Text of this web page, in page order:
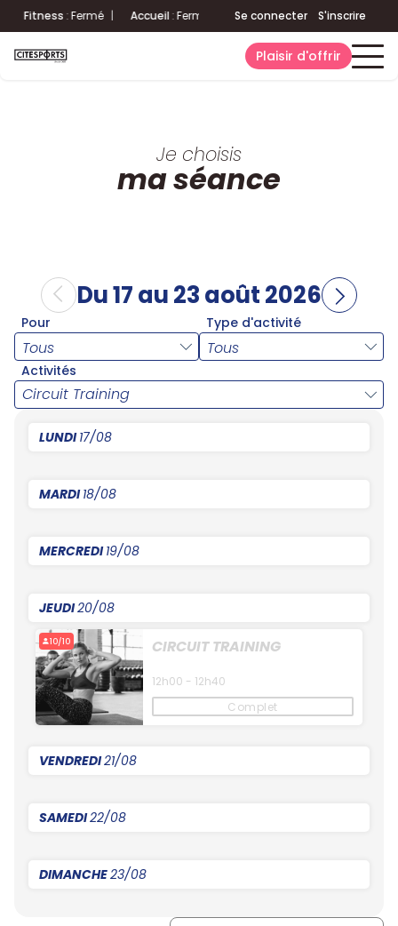
Fitness: Fermé | Accueil: Fermé Aquatique:Fermé | Fitness
Se connecter S'inscrire
Plaisir d'offrir
Je choisis
ma séance
Du 17 au 23 août 2026
Pour Type d'activité
Activités
Circuit Training
LUNDI17/08
MARDI18/08
MERCREDI19/08
JEUDI20/08
10/10 CIRCUIT TRAINING
12h00 - 12h40
Complet
VENDREDI21/08
SAMEDI22/08
DIMANCHE23/08